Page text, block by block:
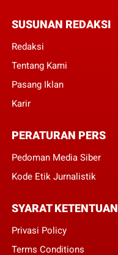
SUSUNAN REDAKSI
Redaksi
Tentang Kami
Pasang Iklan
Karir
PERATURAN PERS
Pedoman Media Siber
Kode Etik Jurnalistik
SYARAT KETENTUAN
Privasi Policy
Terms Conditions